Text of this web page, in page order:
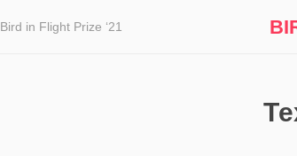
Bird in Flight Prize ‘21